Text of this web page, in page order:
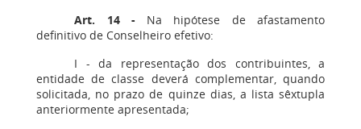
Art. 14 - Na hipótese de afastamento
definitivo de Conselheiro efetivo:
I - da representação dos contribuintes, a
entidade de classe deverá complementar, quando
solicitada, no prazo de quinze dias, a lista sêxtupla
anteriormente apresentada;